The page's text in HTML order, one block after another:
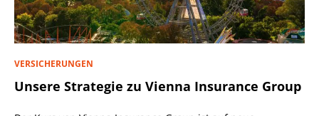
VERSICHERUNGEN
Unsere Strategie zu Vienna Insurance Group